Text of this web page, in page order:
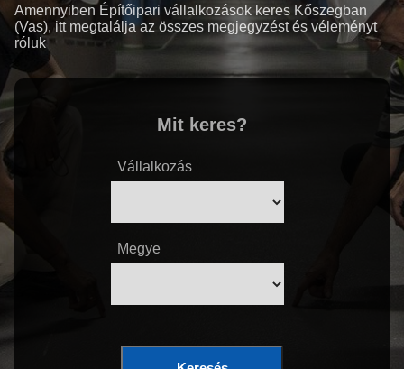
Amennyiben Építőipari vállalkozások keres Kőszegban
(Vas), itt megtalálja az összes megjegyzést és véleményt
róluk
Mit keres?
Vállalkozás
Megye